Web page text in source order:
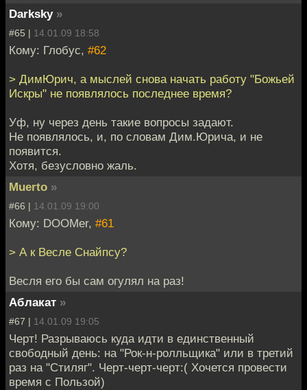
Darksky »
#65 | 14.01.09 18:58
Кому: Глобус, #62
> ДимЮрич, а мыслей снова начать работу "Божьей
Искры" не появлялось последнее время?
Уф, ну через день такие вопросы задают.
Не появлялось, и, по словам Дим.Юрича, и не
появится.
Хотя, безусловно жаль.
Muerto »
#66 | 14.01.09 19:00
Кому: DOOMer, #61
> А к Весле Снайпсу?
Весля его бы сам огулял на раз!
Аблакат »
#67 | 14.01.09 19:05
Черт! Разрываюсь куда идти в единственный
свободный день: на "Рок-н-ролльщика" или в третий
раз на "Стиляг". Черт-черт-черт:( Хочется провести
время с Пользой)